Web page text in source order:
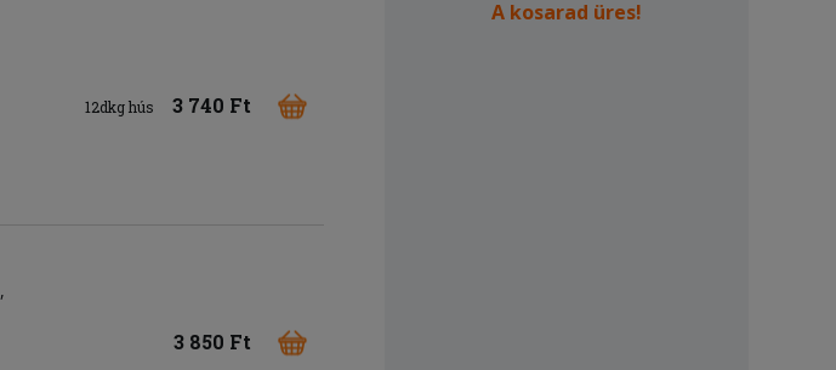
12dkg hús 3 740 Ft
3 850 Ft
A kosarad üres!